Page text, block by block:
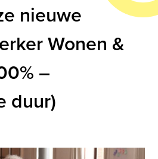
nieuwe
Wonen &
–
duur)